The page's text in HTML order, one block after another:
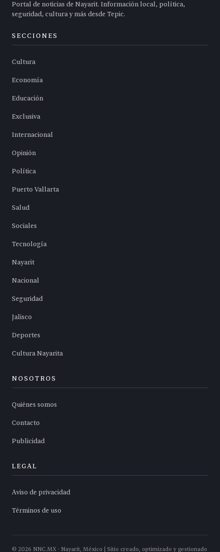
Portal de noticias de Nayarit. Información local, política,
seguridad, cultura y más desde Tepic.
SECCIONES
Cultura
Economía
Educación
Exclusiva
Internacional
Opinión
Política
Puerto Vallarta
Salud
Sociales
Tecnología
Nayarit
Nacional
Seguridad
Jalisco
Deportes
Cultura Nayarita
NOSOTROS
Quiénes somos
Contacto
Publicidad
LEGAL
Aviso de privacidad
Términos de uso
© 2026 NNC.MX · Nayarit, México | Sitio creado, optimizado y gestionado